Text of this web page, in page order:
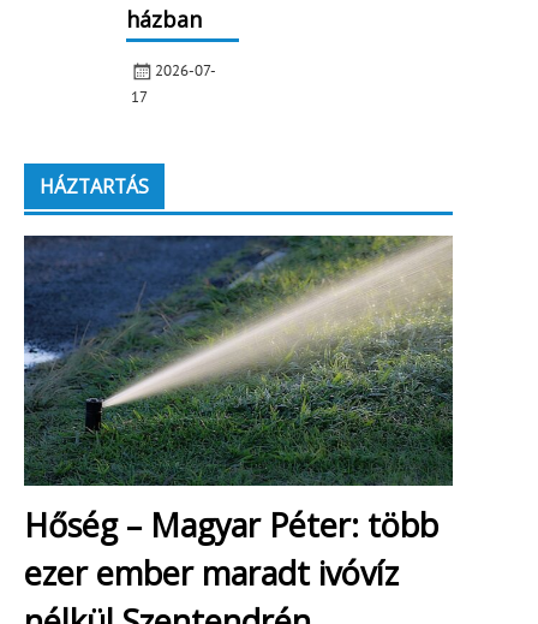
házban
2026-07-
17
HÁZTARTÁS
Hőség – Magyar Péter: több
ezer ember maradt ivóvíz